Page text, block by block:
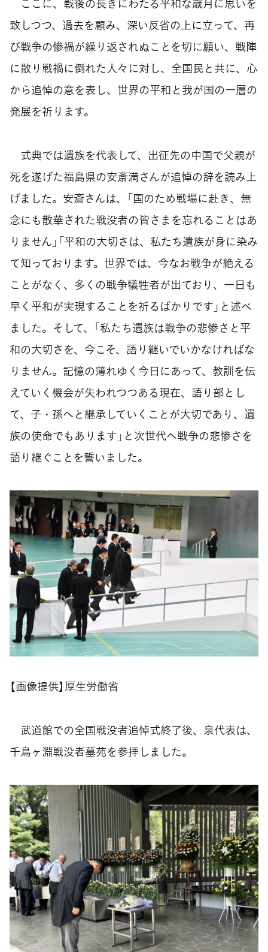
ここに、戦後の長きにわたる平和な歳月に思いを
致しつつ、過去を顧み、深い反省の上に立って、再
び戦争の惨禍が繰り返されぬことを切に願い、戦陣
に散り戦禍に倒れた人々に対し、全国民と共に、心
から追悼の意を表し、世界の平和と我が国の一層の
発展を祈ります。
式典では遺族を代表して、出征先の中国で父親が
死を遂げた福島県の安斎満さんが追悼の辞を読み上
げました。安斎さんは、「国のため戦場に赴き、無
念にも散華された戦没者の皆さまを忘れることはあ
りません」「平和の大切さは、私たち遺族が身に染み
て知っております。世界では、今なお戦争が絶える
ことがなく、多くの戦争犠牲者が出ており、一日も
早く平和が実現することを祈るばかりです」と述べ
ました。そして、「私たち遺族は戦争の悲惨さと平
和の大切さを、今こそ、語り継いでいかなければな
りません。記憶の薄れゆく今日にあって、教訓を伝
えていく機会が失われつつある現在、語り部とし
て、子・孫へと継承していくことが大切であり、遺
族の使命でもあります」と次世代へ戦争の悲惨さを
語り継ぐことを誓いました。
【画像提供】厚生労働省
武道館での全国戦没者追悼式終了後、泉代表は、
千鳥ヶ淵戦没者墓苑を参拝しました。